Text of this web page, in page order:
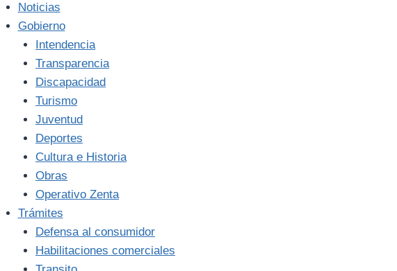
Noticias
Gobierno
Intendencia
Transparencia
Discapacidad
Turismo
Juventud
Deportes
Cultura e Historia
Obras
Operativo Zenta
Trámites
Defensa al consumidor
Habilitaciones comerciales